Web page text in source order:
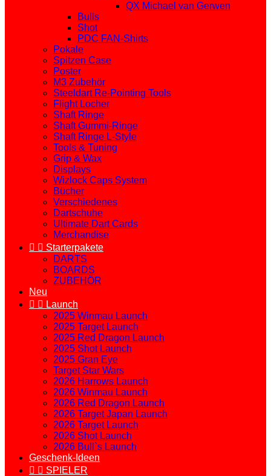
QX Michael van Gerwen
Bulls
Shot
PDC FAN-Shirts
Pokale
Spitzen Case
Poster
M3 Zubehör
Steeldart Re-Pointing Tools
Flight Locher
Shaft Ringe
Shaft Gummi-Ringe
Shaft Ringe L-Style
Tools & Tuning
Grip & Wax
Displays
Wizlock Caps System
Bücher
Verschiedenes
Dartschuhe
Ultimate Dart Cards
Merchandise
  Starterpakete
DARTS
BOARDS
ZUBEHÖR
Neu
  Launch
2025 Winmau Launch
2025 Target Launch
2025 Red Dragon Launch
2025 Shot Launch
2025 Gran Eye
Target Star Wars
2026 Harrows Launch
2026 Winmau Launch
2026 Red Dragon Launch
2026 Target Japan Launch
2026 Target Launch
2026 Shot Launch
2026 Bull`s Launch
Geschenk-Ideen
  SPIELER